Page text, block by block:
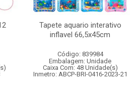
Tapete aquario interativo
inflavel 66,5x45cm
Código: 839984
Embalagem: Unidade
Caixa Com: 48 Unidade(s)
Inmetro: ABCP-BRI-0416-2023-21